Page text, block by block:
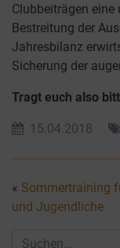
Clubbeiträgen
Bestreitung der
Jahresbilanz
Sicherung der
Tragt euch also
15.04.2018
« Sommertraining
und Jugendliche